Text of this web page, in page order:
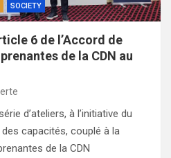
SOCIETY
6 de l’Accord de
de la CDN au
d’ateliers, à l’initiative du
capacités, couplé à la
de la CDN